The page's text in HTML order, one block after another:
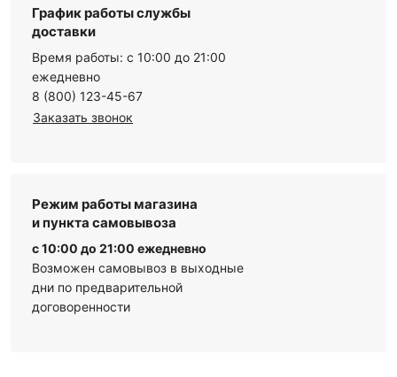
График работы службы
доставки
Время работы: с 10:00 до 21:00
ежедневно
8 (800) 123-45-67
Заказать звонок
Режим работы магазина
и пункта самовывоза
с 10:00 до 21:00 ежедневно
Возможен самовывоз в выходные
дни по предварительной
договоренности